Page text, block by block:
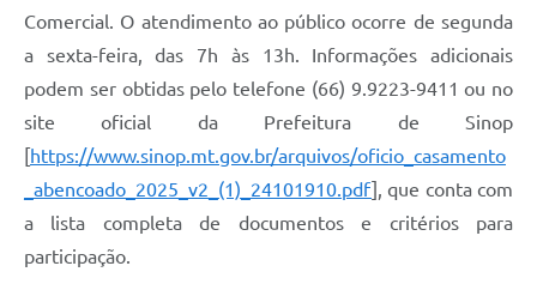
Comercial. O atendimento ao público ocorre de segunda
a sexta-feira, das 7h às 13h. Informações adicionais
podem ser obtidas pelo telefone (66) 9.9223-9411 ou no
site oficial da Prefeitura de Sinop
[https://www.sinop.mt.gov.br/arquivos/oficio_casamento
_abencoado_2025_v2_(1)_24101910.pdf], que conta com
a lista completa de documentos e critérios para
participação.